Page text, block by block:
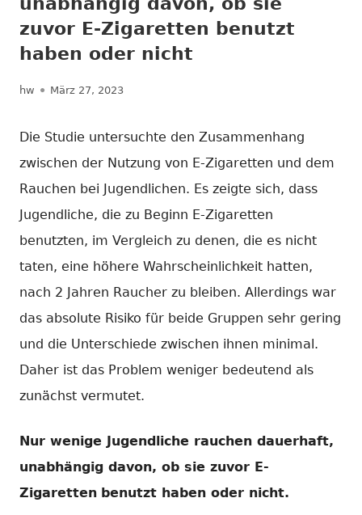
zuvor E-Zigaretten benutzt
haben oder nicht
Autor
hw Veröffentlicht
März 27, 2023
Die Studie untersuchte den Zusammenhang
zwischen der Nutzung von E-Zigaretten und dem
Rauchen bei Jugendlichen. Es zeigte sich, dass
Jugendliche, die zu Beginn E-Zigaretten
benutzten, im Vergleich zu denen, die es nicht
taten, eine höhere Wahrscheinlichkeit hatten,
nach 2 Jahren Raucher zu bleiben. Allerdings war
das absolute Risiko für beide Gruppen sehr gering
und die Unterschiede zwischen ihnen minimal.
Daher ist das Problem weniger bedeutend als
zunächst vermutet.
Nur wenige Jugendliche rauchen dauerhaft,
unabhängig davon, ob sie zuvor E-
Zigaretten benutzt haben oder nicht.